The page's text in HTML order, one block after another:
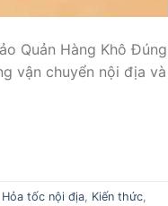
Quản Hàng Khô Đúng
vận chuyển nội địa và
Hỏa tốc nội địa Kiến thức